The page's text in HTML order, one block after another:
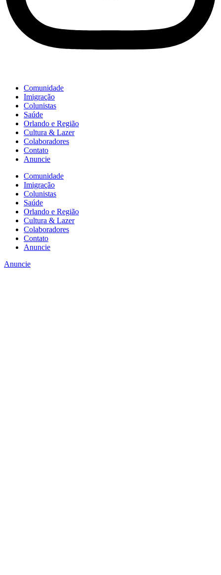
Comunidade
Imigração
Colunistas
Saúde
Orlando e Região
Cultura & Lazer
Colaboradores
Contato
Anuncie
Comunidade
Imigração
Colunistas
Saúde
Orlando e Região
Cultura & Lazer
Colaboradores
Contato
Anuncie
Anuncie